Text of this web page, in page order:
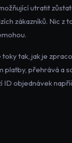
utratit
zákazníků. Nic z
tak, jak je
platby, přehrává a
objednávek